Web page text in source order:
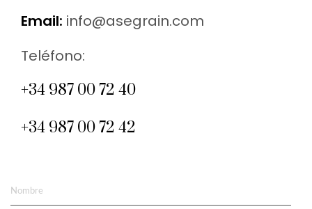
Email: info@asegrain.com
Teléfono:
+34 987 00 72 40
+34 987 00 72 42
Nombre